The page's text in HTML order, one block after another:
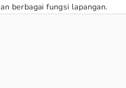
berbagai fungsi lapangan.